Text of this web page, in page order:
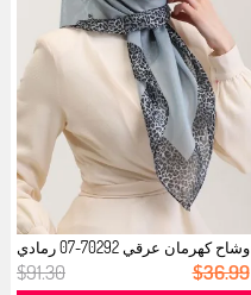
وشاح كهرمان عرقي 70292-07 رمادي
فضي...
$91.30 $36.99